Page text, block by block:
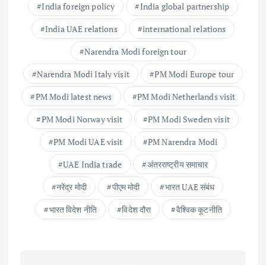
India foreign policy
India global partnership
India UAE relations
international relations
Narendra Modi foreign tour
Narendra Modi Italy visit
PM Modi Europe tour
PM Modi latest news
PM Modi Netherlands visit
PM Modi Norway visit
PM Modi Sweden visit
PM Modi UAE visit
PM Narendra Modi
UAE India trade
अंतरराष्ट्रीय समाचार
नरेंद्र मोदी
पीएम मोदी
भारत UAE संबंध
भारत विदेश नीति
विदेश दौरा वैश्विक कूटनीति